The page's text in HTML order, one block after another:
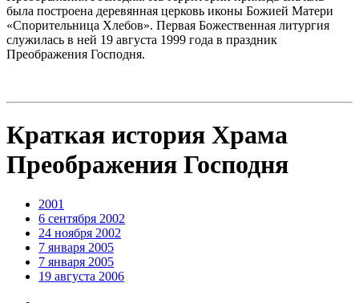
была построена деревянная церковь иконы Божией Матери
«Спорительница Хлебов». Первая Божественная литургия
служилась в ней 19 августа 1999 года в праздник
Преображения Господня.
Краткая история Храма
Преображения Господня
2001
6 сентября 2002
24 ноября 2002
7 января 2005
7 января 2005
19 августа 2006